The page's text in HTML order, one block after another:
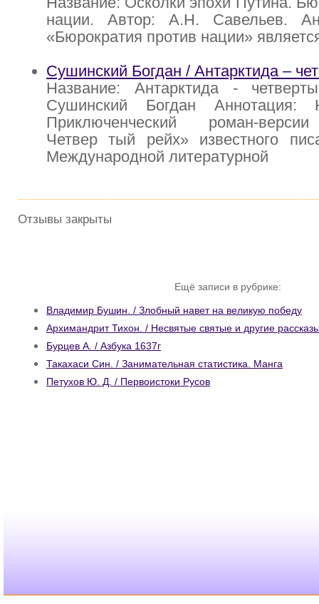
нации. Автор: А.Н. Савельев.
«Бюрократия против нации»
Сушинский Богдан / Антарктида –
Название: Антарктида -
Сушинский Богдан Аннотация:
Приключенческий роман-
Четвер тый рейх» известного
Международной литературной
Отзывы закрыты
Ещё записи в рубрике:
Владимир Бушин. / Злобный навет на великую победу
Архимандрит Тихон. / Несвятые святые и другие
Бурцев А. / Азбука 1637г
Такахаси Син. / Занимательная статистика. Манга
Петухов Ю. Д. / Первоистоки Русов